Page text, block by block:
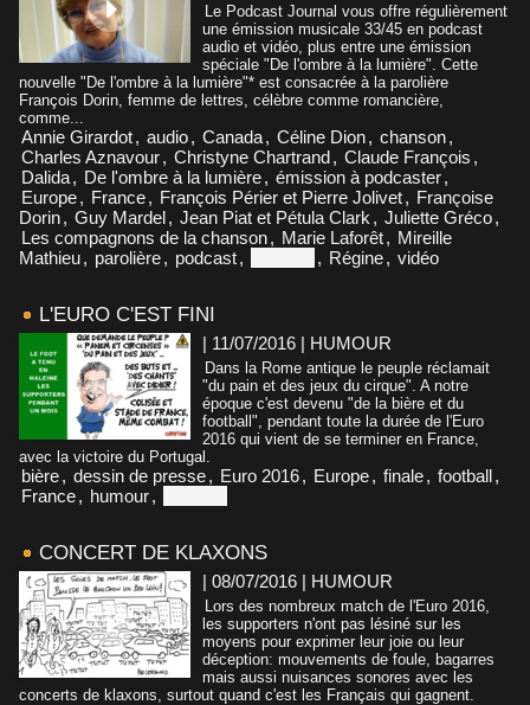
Le Podcast Journal vous offre régulièrement
une émission musicale 33/45 en podcast
audio et vidéo, plus entre une émission
spéciale "De l'ombre à la lumière". Cette
nouvelle "De l'ombre à la lumière"* est consacrée à la parolière
François Dorin, femme de lettres, célèbre comme romancière,
comme...
Annie Girardot, audio, Canada, Céline Dion, chanson,
Charles Aznavour, Christyne Chartrand, Claude François ,
Dalida, De l'ombre à la lumière, émission à podcaster,
Europe, France, François Périer et Pierre Jolivet, Françoise
Dorin, Guy Mardel, Jean Piat et Pétula Clark , Juliette Gréco,
Les compagnons de la chanson, Marie Laforêt, Mireille
Mathieu, parolière, podcast, , Régine, vidéo
L'EURO C'EST FINI
| 11/07/2016 | HUMOUR
Dans la Rome antique le peuple réclamait
"du pain et des jeux du cirque". A notre
époque c'est devenu "de la bière et du
football", pendant toute la durée de l'Euro
2016 qui vient de se terminer en France,
avec la victoire du Portugal.
bière, dessin de presse, Euro 2016, Europe, finale, football,
France, humour,
CONCERT DE KLAXONS
| 08/07/2016 | HUMOUR
Lors des nombreux match de l'Euro 2016,
les supporters n'ont pas lésiné sur les
moyens pour exprimer leur joie ou leur
déception: mouvements de foule, bagarres
mais aussi nuisances sonores avec les
concerts de klaxons, surtout quand c'est les Français qui gagnent.